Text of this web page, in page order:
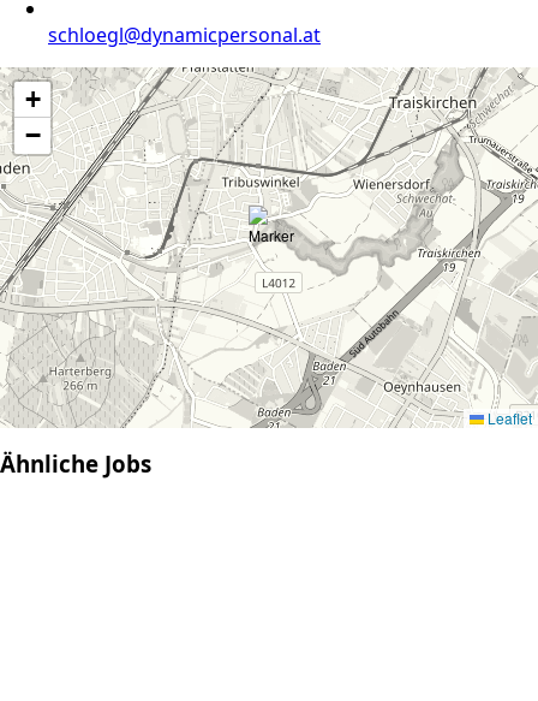
schloegl@dynamicpersonal.at
+
−
Leaflet
Ähnliche Jobs